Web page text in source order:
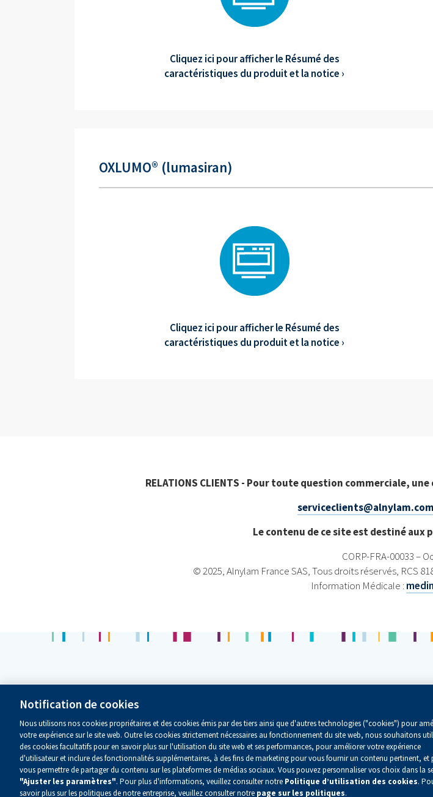
Cliquez ici pour afficher le Résumé des
caractéristiques du produit et la notice ›
OXLUMO® (lumasiran)
Cliquez ici pour afficher le Résumé des
caractéristiques du produit et la notice ›
RELATIONS CLIENTS - Pour toute question commerciale,
serviceclients@alnylam.com
Le contenu de ce site est destiné aux
CORP-FRA-00033 –
© 2025, Alnylam France SAS, Tous droits réservés, RCS
Information Médicale :
Notre Science
Nos Produits
Emplois
Copyright ©2026 Alnylam Pharmaceuticals, Inc. — Tous droits réservés Alnylam France
Notification de cookies
Nous utilisons nos cookies propriétaires et des cookies émis par des tiers ainsi que d'autres technologies ("cookies") pour
votre expérience sur le site web. Outre les cookies strictement nécessaires au fonctionnement du site web, nous souhaitons
des cookies facultatifs pour en savoir plus sur l'utilisation du site web et ses performances, pour améliorer votre expérience
d'utilisateur et inclure des fonctionnalités supplémentaires, à des fins de marketing pour vous fournir un contenu pertinent, et
vous permettre de partager du contenu sur les plateformes de médias sociaux. Vous pouvez personnaliser vos choix dans la
"Ajuster les paramètres". Pour plus d'informations, veuillez consulter notre Politique d’utilisation des cookies.
savoir plus sur les politiques de notre entreprise, veuillez consulter notre page sur les politiques.